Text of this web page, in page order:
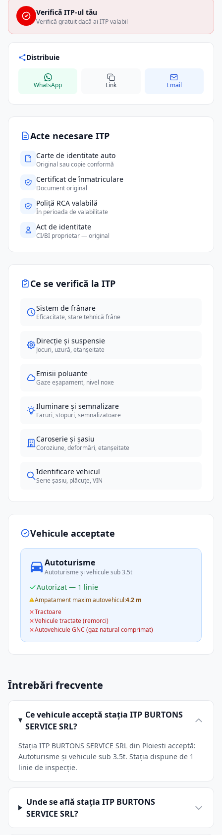
Acte necesare ITP
Carte de identitate auto
Original sau copie conformă
Certificat de înmatriculare
Document original
Poliță RCA valabilă
În perioada de valabilitate
Act de identitate
CI/BI proprietar — original
Ce se verifică la ITP
Sistem de frânare
Eficacitate, stare tehnică frâne
Direcție și suspensie
Jocuri, uzură, etanșeitate
Emisii poluante
Gaze eșapament, nivel noxe
Iluminare și semnalizare
Faruri, stopuri, semnalizatoare
Caroserie și șasiu
Coroziune, deformări, etanșeitate
Identificare vehicul
Serie șasiu, plăcuțe, VIN
Vehicule acceptate
Autoturisme
Autoturisme și vehicule sub 3.5t
Autorizat — 1 linie
Ampatament maxim autovehicul:4.2 m
Tractoare
Vehicule tractate (remorci)
Autovehicule GNC (gaz natural comprimat)
Verifică ITP-ul tău
Verifică gratuit dacă ai ITP valabil
Distribuie
WhatsApp Link Email
Întrebări frecvente
Ce vehicule acceptă stația ITP BURTONS
SERVICE SRL?
Stația ITP BURTONS SERVICE SRL din Ploiesti acceptă:
Autoturisme și vehicule sub 3.5t. Stația dispune de 1
linie de inspecție.
Unde se află stația ITP BURTONS
SERVICE SRL?